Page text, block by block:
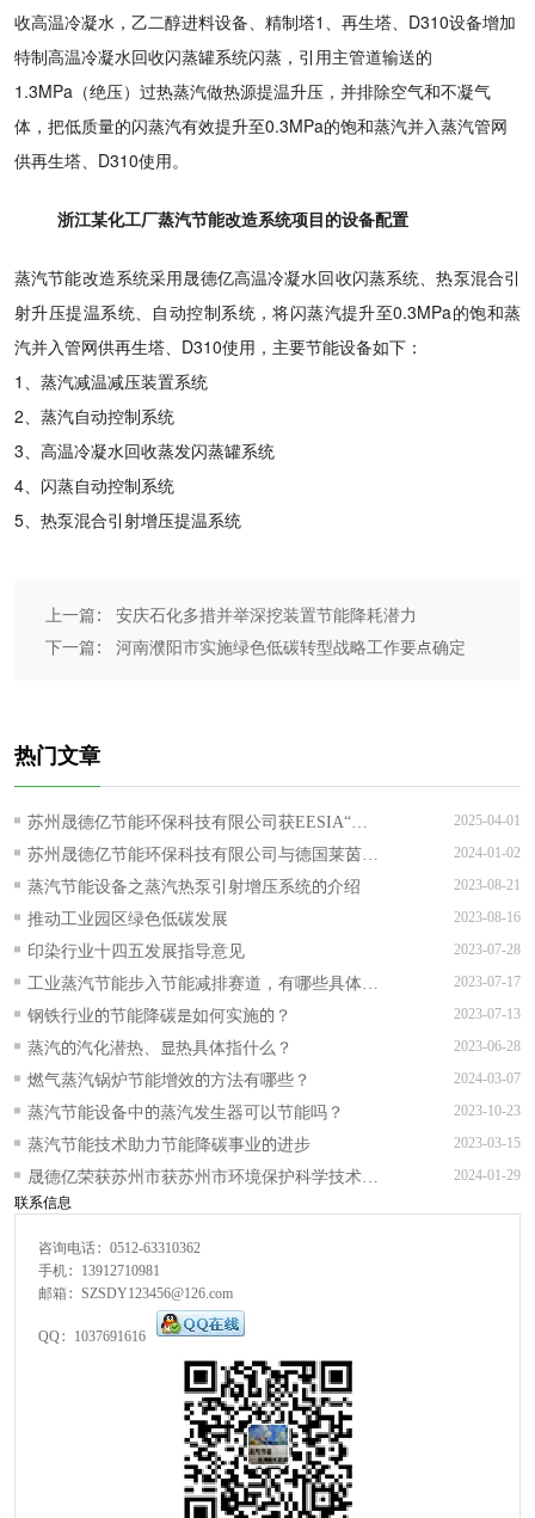
收高温冷凝水，乙二醇进料设备、精制塔1、再生塔、D310设备增加
特制高温冷凝水回收闪蒸罐系统闪蒸，引用主管道输送的
1.3MPa（绝压）过热蒸汽做热源提温升压，并排除空气和不凝气
体，把低质量的闪蒸汽有效提升至0.3MPa的饱和蒸汽并入蒸汽管网
供再生塔、D310使用。
浙江某化工厂蒸汽节能改造系统项目的设备配置
蒸汽节能改造系统采用晟德亿高温冷凝水回收闪蒸系统、热泵混合引
射升压提温系统、自动控制系统，将闪蒸汽提升至0.3MPa的饱和蒸
汽并入管网供再生塔、D310使用，主要节能设备如下：
1、蒸汽减温减压装置系统
2、蒸汽自动控制系统
3、高温冷凝水回收蒸发闪蒸罐系统
4、闪蒸自动控制系统
5、热泵混合引射增压提温系统
上一篇： 安庆石化多措并举深挖装置节能降耗潜力
下一篇： 河南濮阳市实施绿色低碳转型战略工作要点确定
热门文章
苏州晟德亿节能环保科技有限公司获EESIA“节
能降碳技术服务能力评价AAA级”证书！
2025-04-01
苏州晟德亿节能环保科技有限公司与德国莱茵
TUV可持续发展战略合作正式签约
2024-01-02
蒸汽节能设备之蒸汽热泵引射增压系统的介绍 2023-08-21
推动工业园区绿色低碳发展 2023-08-16
印染行业十四五发展指导意见 2023-07-28
工业蒸汽节能步入节能减排赛道，有哪些具体的
实施措施？
2023-07-17
钢铁行业的节能降碳是如何实施的？ 2023-07-13
蒸汽的汽化潜热、显热具体指什么？ 2023-06-28
燃气蒸汽锅炉节能增效的方法有哪些？ 2024-03-07
蒸汽节能设备中的蒸汽发生器可以节能吗？ 2023-10-23
蒸汽节能技术助力节能降碳事业的进步 2023-03-15
晟德亿荣获苏州市获苏州市环境保护科学技术一
等奖等多项奖项
2024-01-29
联系信息
咨询电话：0512-63310362
手机：13912710981
邮箱：SZSDY123456@126.com
QQ：1037691616